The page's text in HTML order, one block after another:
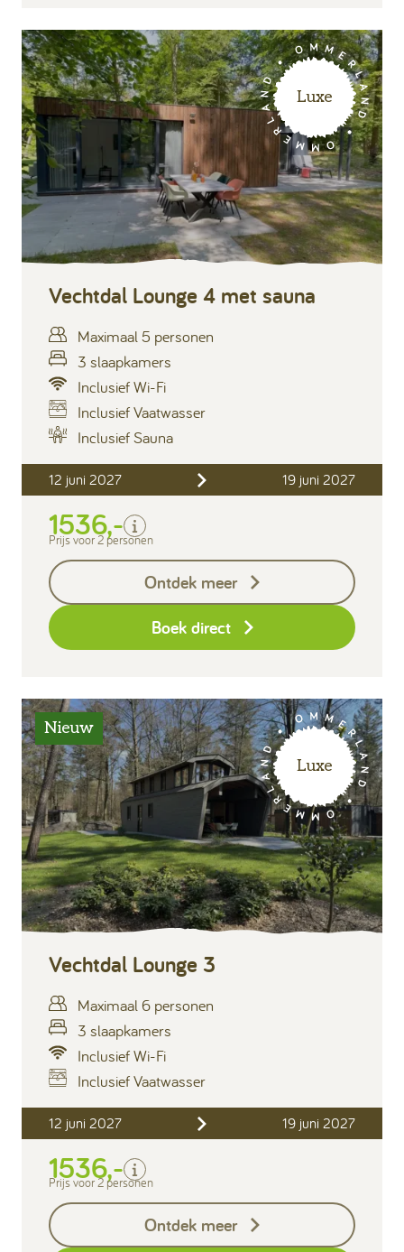
Luxe
Vechtdal Lounge 4 met sauna
Maximaal 5 personen
3 slaapkamers
Inclusief Wi-Fi
Inclusief Vaatwasser
Inclusief Sauna
12 juni 2027 19 juni 2027
1536,-
per persoon (2 handdoeken en
1 badlaken)
Prijs voor 2 personen
Ontdek meer
Boek direct
Luxe
Nieuw
Vechtdal Lounge 3
Maximaal 6 personen
3 slaapkamers
Inclusief Wi-Fi
Inclusief Vaatwasser
12 juni 2027 19 juni 2027
1536,-
Inclusief
Verblijfskosten
Keukendoekenpakket
Eindschoonmaak
Prijs voor 2 personen
Ontdek meer